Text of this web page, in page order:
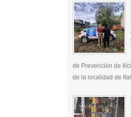
de Prevención de
de la localidad de